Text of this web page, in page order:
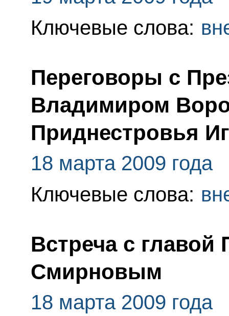
Ключевые слова:
Переговоры с
Владимиром
Приднестровья
18 марта 2009 года
Ключевые слова:
Встреча с
Смирновым
18 марта 2009 года